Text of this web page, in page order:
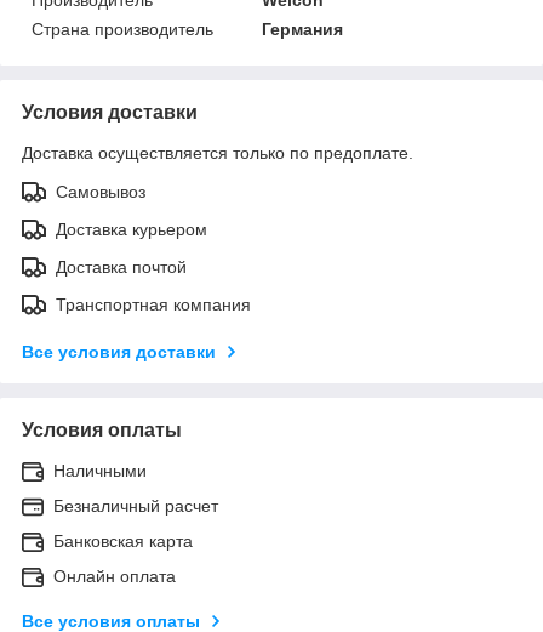
Страна производитель
Германия
Условия доставки
Доставка осуществляется только по предоплате.
Самовывоз
Доставка курьером
Доставка почтой
Транспортная компания
Все условия доставки
Условия оплаты
Наличными
Безналичный расчет
Банковская карта
Онлайн оплата
Все условия оплаты